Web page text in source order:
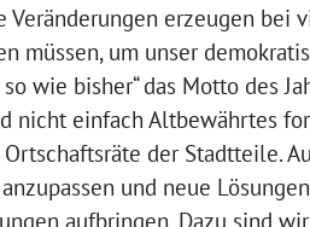
Veränderungen erzeugen bei
müssen, um unser
wie bisher“ das Motto des
nicht einfach Altbewährtes
der Stadtteile.
und neue
aufbringen. Dazu sind